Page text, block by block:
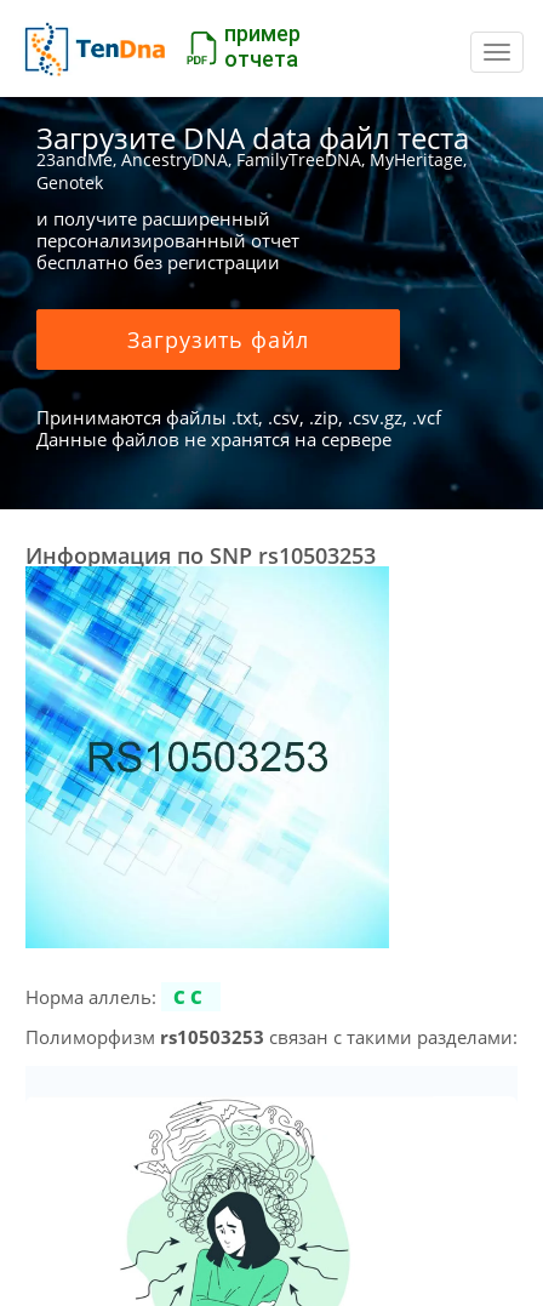
пример
отчета
Загрузите DNA data файл теста
23andMe, AncestryDNA, FamilyTreeDNA, MyHeritage,
Genotek
и получите расширенный
персонализированный отчет
бесплатно без регистрации
Загрузить файл
Принимаются файлы .txt, .csv, .zip, .csv.gz, .vcf
Данные файлов не хранятся на сервере
Информация по SNP rs10503253
Норма аллель:
CC
Полиморфизм rs10503253 связан с такими разделами: